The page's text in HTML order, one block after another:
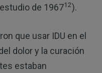
de 196712).
que usar IDU en el
dolor y la curación
estaban